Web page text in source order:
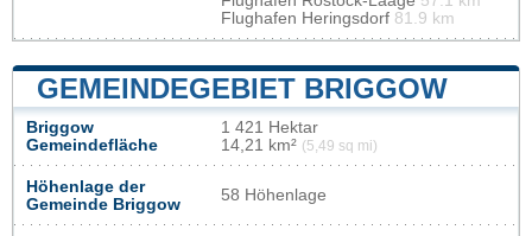
Flughafen Heringsdorf 81.9 km
GEMEINDEGEBIET BRIGGOW
Briggow
Gemeindefläche
1 421 Hektar
14,21 km² (5,49 sq mi)
Höhenlage der
Gemeinde Briggow
58 Höhenlage